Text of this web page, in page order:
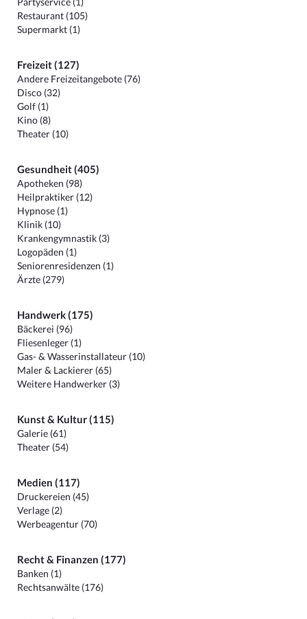
Restaurant (105)
Supermarkt (1)
Freizeit (127)
Andere Freizeitangebote (76)
Disco (32)
Golf (1)
Kino (8)
Theater (10)
Gesundheit (405)
Apotheken (98)
Heilpraktiker (12)
Hypnose (1)
Klinik (10)
Krankengymnastik (3)
Logopäden (1)
Seniorenresidenzen (1)
Ärzte (279)
Handwerk (175)
Bäckerei (96)
Fliesenleger (1)
Gas- & Wasserinstallateur (10)
Maler & Lackierer (65)
Weitere Handwerker (3)
Kunst & Kultur (115)
Galerie (61)
Theater (54)
Medien (117)
Druckereien (45)
Verlage (2)
Werbeagentur (70)
Recht & Finanzen (177)
Banken (1)
Rechtsanwälte (176)